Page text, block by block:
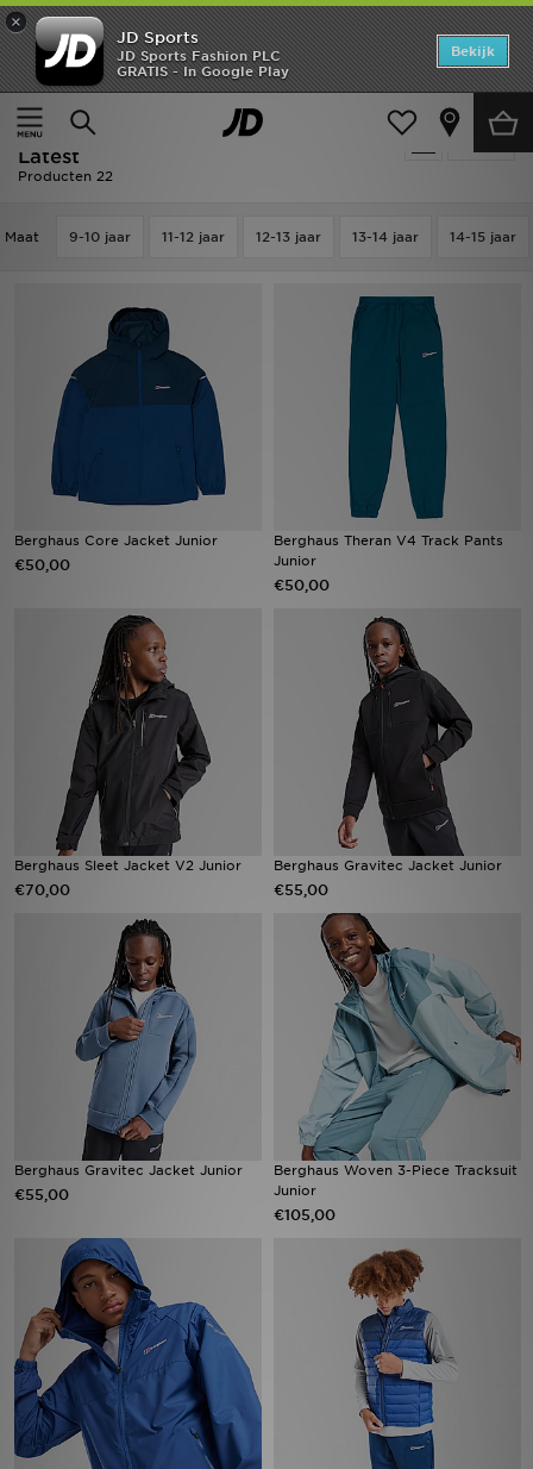
×
JD Sports
JD Sports Fashion PLC
GRATIS - In Google Play
Bekijk
Thuis
Kids Junior Kleding (8-15 jaar)
Berghaus Junior Kleding (8-15 jaar) -
Latest
Producten 22
Maat 9-10 jaar 11-12 jaar 12-13 jaar 13-14 jaar 14-15 jaar
Berghaus Core Jacket Junior
€50,00
Berghaus Theran V4 Track Pants
Junior
€50,00
Berghaus Sleet Jacket V2 Junior
€70,00
Berghaus Gravitec Jacket Junior
€55,00
Berghaus Gravitec Jacket Junior
€55,00
Berghaus Woven 3-Piece Tracksuit
Junior
€105,00
Home
Offers
New In
Collecties
Voetbal
Sports
Merken
Bestelling traceren
Klantenservice
Download de app
Wie wij zijn